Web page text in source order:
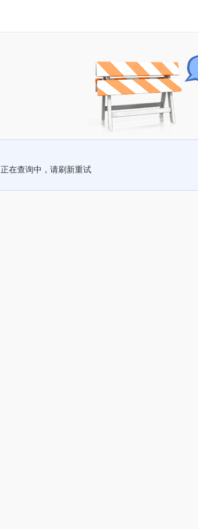
正在查询中，请刷新重试